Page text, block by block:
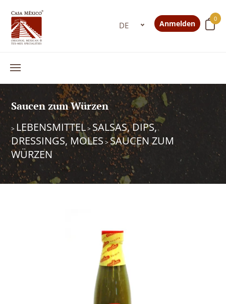
0
Anmelden
Saucen zum Würzen
> LEBENSMITTEL> SALSAS, DIPS,
DRESSINGS, MOLES >SAUCEN ZUM
WÜRZEN